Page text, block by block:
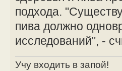
подхода.
пива должно
исследований", -
Учу входить в запой!